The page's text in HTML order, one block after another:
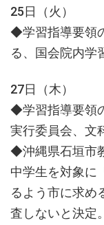
25日（火）
◆学習指導要領
る、国会院内学
27日（木）
◆学習指導要領
実行委員会、文
◆沖縄県石垣市
中学生を対象に
るよう市に求め
査しないと決定。